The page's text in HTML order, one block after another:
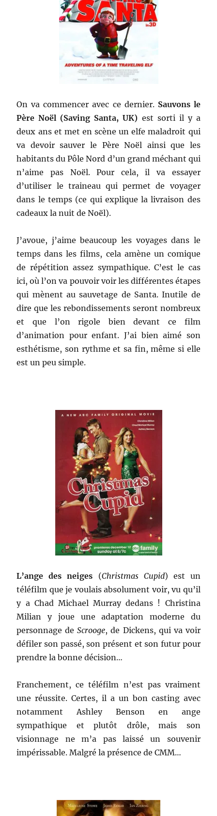
On va commencer avec ce dernier. Sauvons le
Père Noël (Saving Santa, UK) est sorti il y a
deux ans et met en scène un elfe maladroit qui
va devoir sauver le Père Noël ainsi que les
habitants du Pôle Nord d’un grand méchant qui
n’aime pas Noël. Pour cela, il va essayer
d’utiliser le traineau qui permet de voyager
dans le temps (ce qui explique la livraison des
cadeaux la nuit de Noël).
J’avoue, j’aime beaucoup les voyages dans le
temps dans les films, cela amène un comique
de répétition assez sympathique. C’est le cas
ici, où l’on va pouvoir voir les différentes étapes
qui mènent au sauvetage de Santa. Inutile de
dire que les rebondissements seront nombreux
et que l’on rigole bien devant ce film
d’animation pour enfant. J’ai bien aimé son
esthétisme, son rythme et sa fin, même si elle
est un peu simple.
L’ange des neiges (Christmas Cupid) est un
téléfilm que je voulais absolument voir, vu qu’il
y a Chad Michael Murray dedans ! Christina
Milian y joue une adaptation moderne du
personnage deScrooge, de Dickens, qui va voir
défiler son passé, son présent et son futur pour
prendre la bonne décision…
Franchement, ce téléfilm n’est pas vraiment
une réussite. Certes, il a un bon casting avec
notamment Ashley Benson en ange
sympathique et plutôt drôle, mais son
visionnage ne m’a pas laissé un souvenir
impérissable. Malgré la présence de CMM…